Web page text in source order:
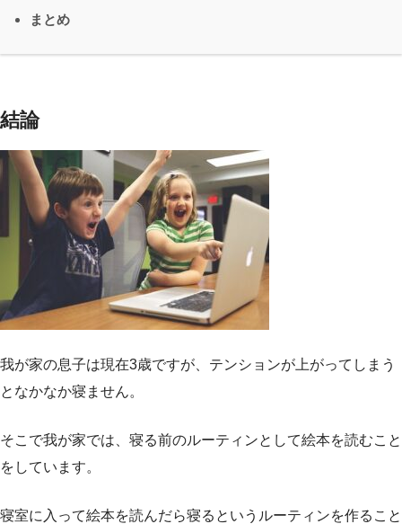
まとめ
結論
我が家の息子は現在3歳ですが、テンションが上がってしまう
となかなか寝ません。
そこで我が家では、寝る前のルーティンとして絵本を読むこと
をしています。
寝室に入って絵本を読んだら寝るというルーティンを作ること